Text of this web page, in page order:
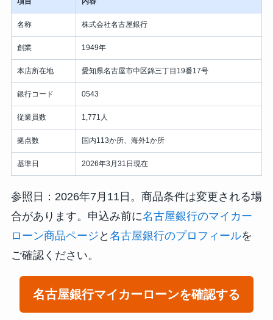
名称 株式会社名古屋銀行
創業 1949年
本店所在地 愛知県名古屋市中区錦三丁目19番17号
銀行コード 0543
従業員数 1,771人
拠点数 国内113か所、海外1か所
基準日 2026年3月31日現在
参照日：2026年7月11日。商品条件は変更される場
合があります。申込み前に名古屋銀行のマイカー
ローン商品ページ と 名古屋銀行のプロフィールを
ご確認ください。
名古屋銀行マイカーローンを確認する